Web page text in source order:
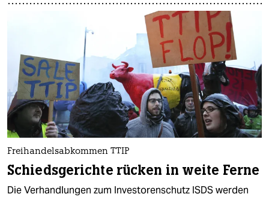
Freihandelsabkommen TTIP
Schiedsgerichte rücken in weite Ferne
Die Verhandlungen zum Investorenschutz ISDS werden